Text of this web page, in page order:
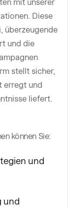
mit unserer
Diese
überzeugende
und die
stellt sicher,
erregt und
liefert.
können Sie:
und
und